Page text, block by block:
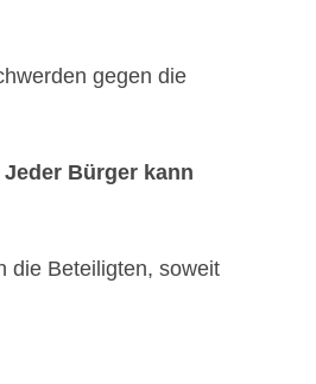
gegen die
Jeder Bürger kann
die Beteiligten, soweit